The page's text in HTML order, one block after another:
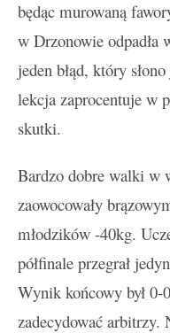
będąc murowaną
w Drzonowie odpadła
jeden błąd, który
lekcja zaprocentuje w
skutki.
Bardzo dobre walki w
zaowocowały
młodzików -40kg.
półfinale przegrał
Wynik końcowy był
zadecydować arbitrzy.